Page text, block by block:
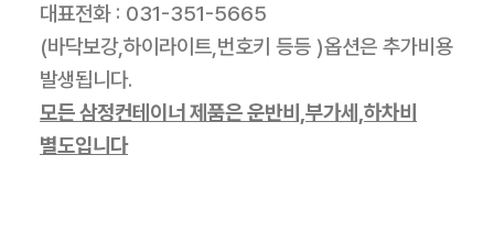
대표전화 : 031-351-5665
(바닥보강,하이라이트,번호키 등등 )옵션은 추가비용
발생됩니다.
모든 삼정컨테이너 제품은 운반비,부가세,하차비
별도입니다